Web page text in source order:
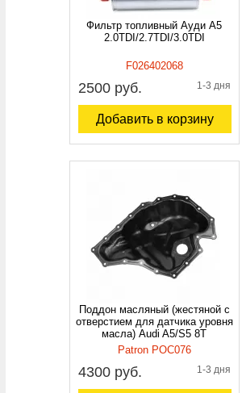
Фильтр топливный Ауди A5
2.0TDI/2.7TDI/3.0TDI
F026402068
2500 руб. 1-3 дня
Добавить в корзину
Поддон масляный (жестяной с
отверстием для датчика уровня
масла) Audi A5/S5 8T
Patron POC076
4300 руб. 1-3 дня